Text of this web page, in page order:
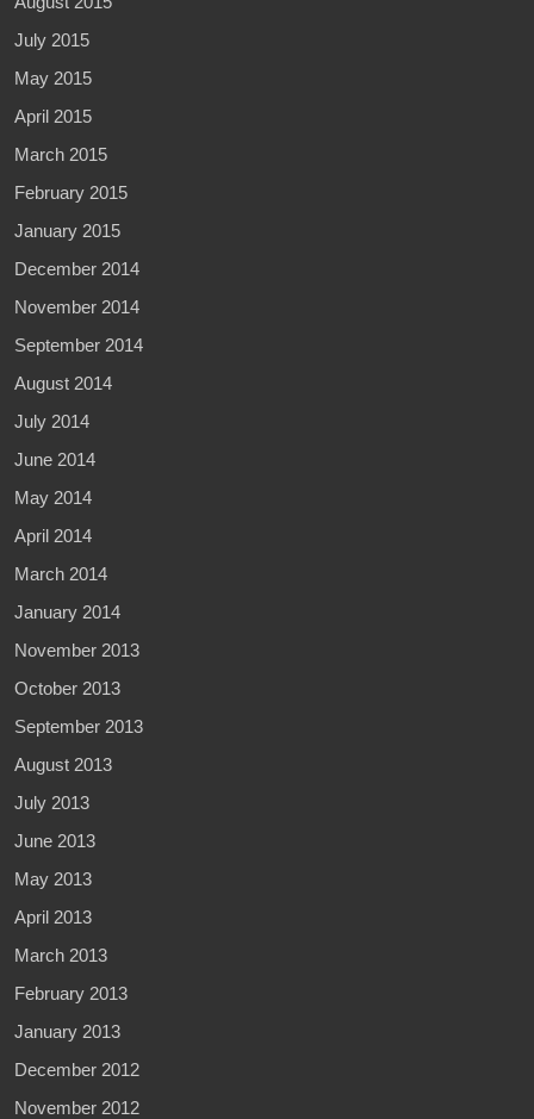
July 2015
May 2015
April 2015
March 2015
February 2015
January 2015
December 2014
November 2014
September 2014
August 2014
July 2014
June 2014
May 2014
April 2014
March 2014
January 2014
November 2013
October 2013
September 2013
August 2013
July 2013
June 2013
May 2013
April 2013
March 2013
February 2013
January 2013
December 2012
November 2012